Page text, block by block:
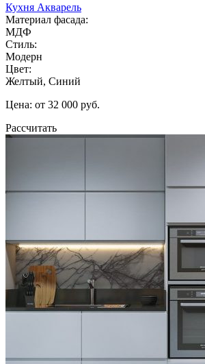
Кухня Акварель
Материал фасада:
МДФ
Стиль:
Модерн
Цвет:
Желтый, Синий
Цена: от 32 000 руб.
Рассчитать